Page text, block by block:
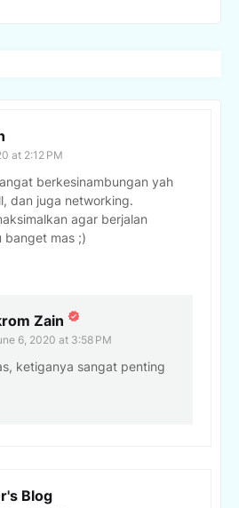
at 2:12 PM
berkesinambungan yah
dan juga networking.
agar berjalan
banget mas ;)
Zain
6, 2020 at 3:58 PM
ketiganya sangat penting
Blog